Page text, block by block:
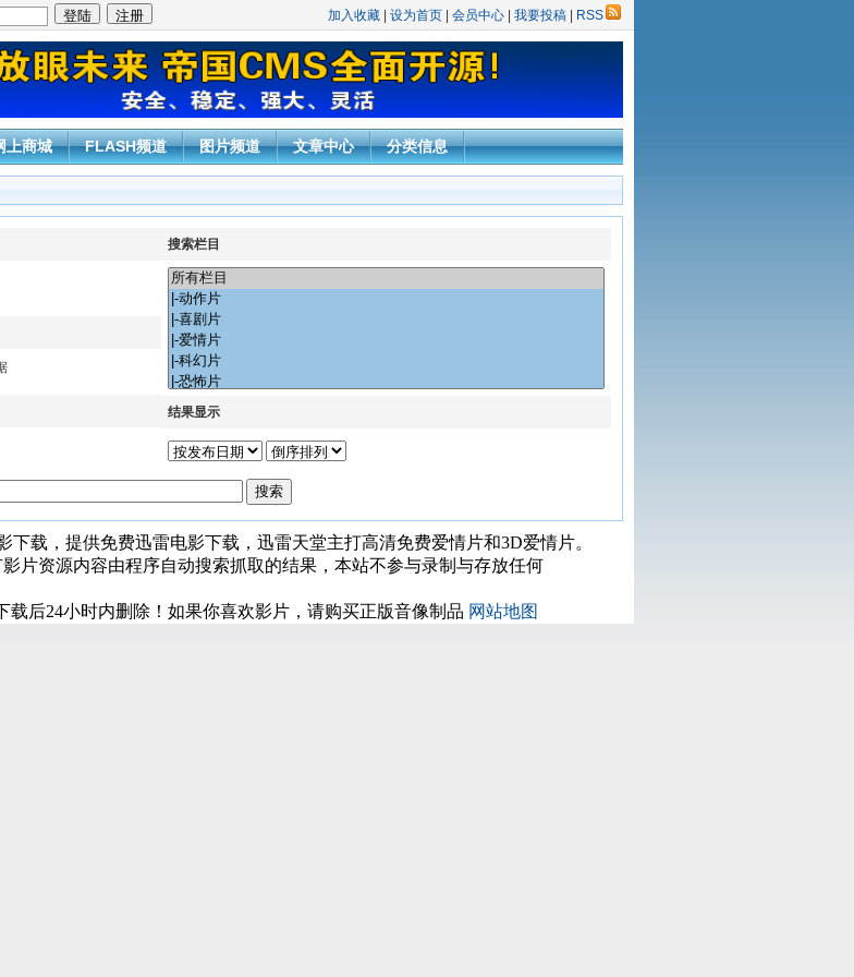
加入收藏 设为首页 会员中心 我要投稿 RSS
上商城 FLASH频道 图片频道 文章中心 分类信息
搜索栏目
结果显示
下载，提供免费迅雷电影下载，迅雷天堂主打高清免费爱情片和3D爱情片。
片资源内容由程序自动搜索抓取的结果，本站不参与录制与存放任何
后24小时内删除！如果你喜欢影片，请购买正版音像制品 网站地图